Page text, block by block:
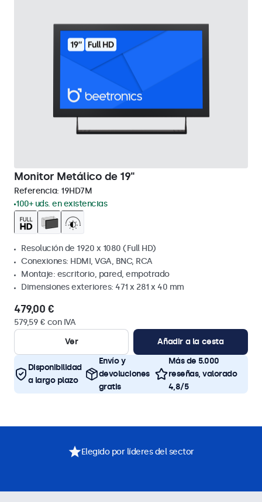
Monitor Metálico de 19"
Referencia: 19HD7M
100+ uds. en existencias
Resolución de 1920 x 1080 (Full HD)
Conexiones: HDMI, VGA, BNC, RCA
Montaje: escritorio, pared, empotrado
Dimensiones exteriores: 471 x 281 x 40 mm
479,00 €
579,59 € con IVA
Ver
Añadir a la cesta
Disponibilidad
a largo plazo
Envío y
devoluciones
gratis
Más de 5.000
reseñas, valorado
4,8/5
Elegido por líderes del sector